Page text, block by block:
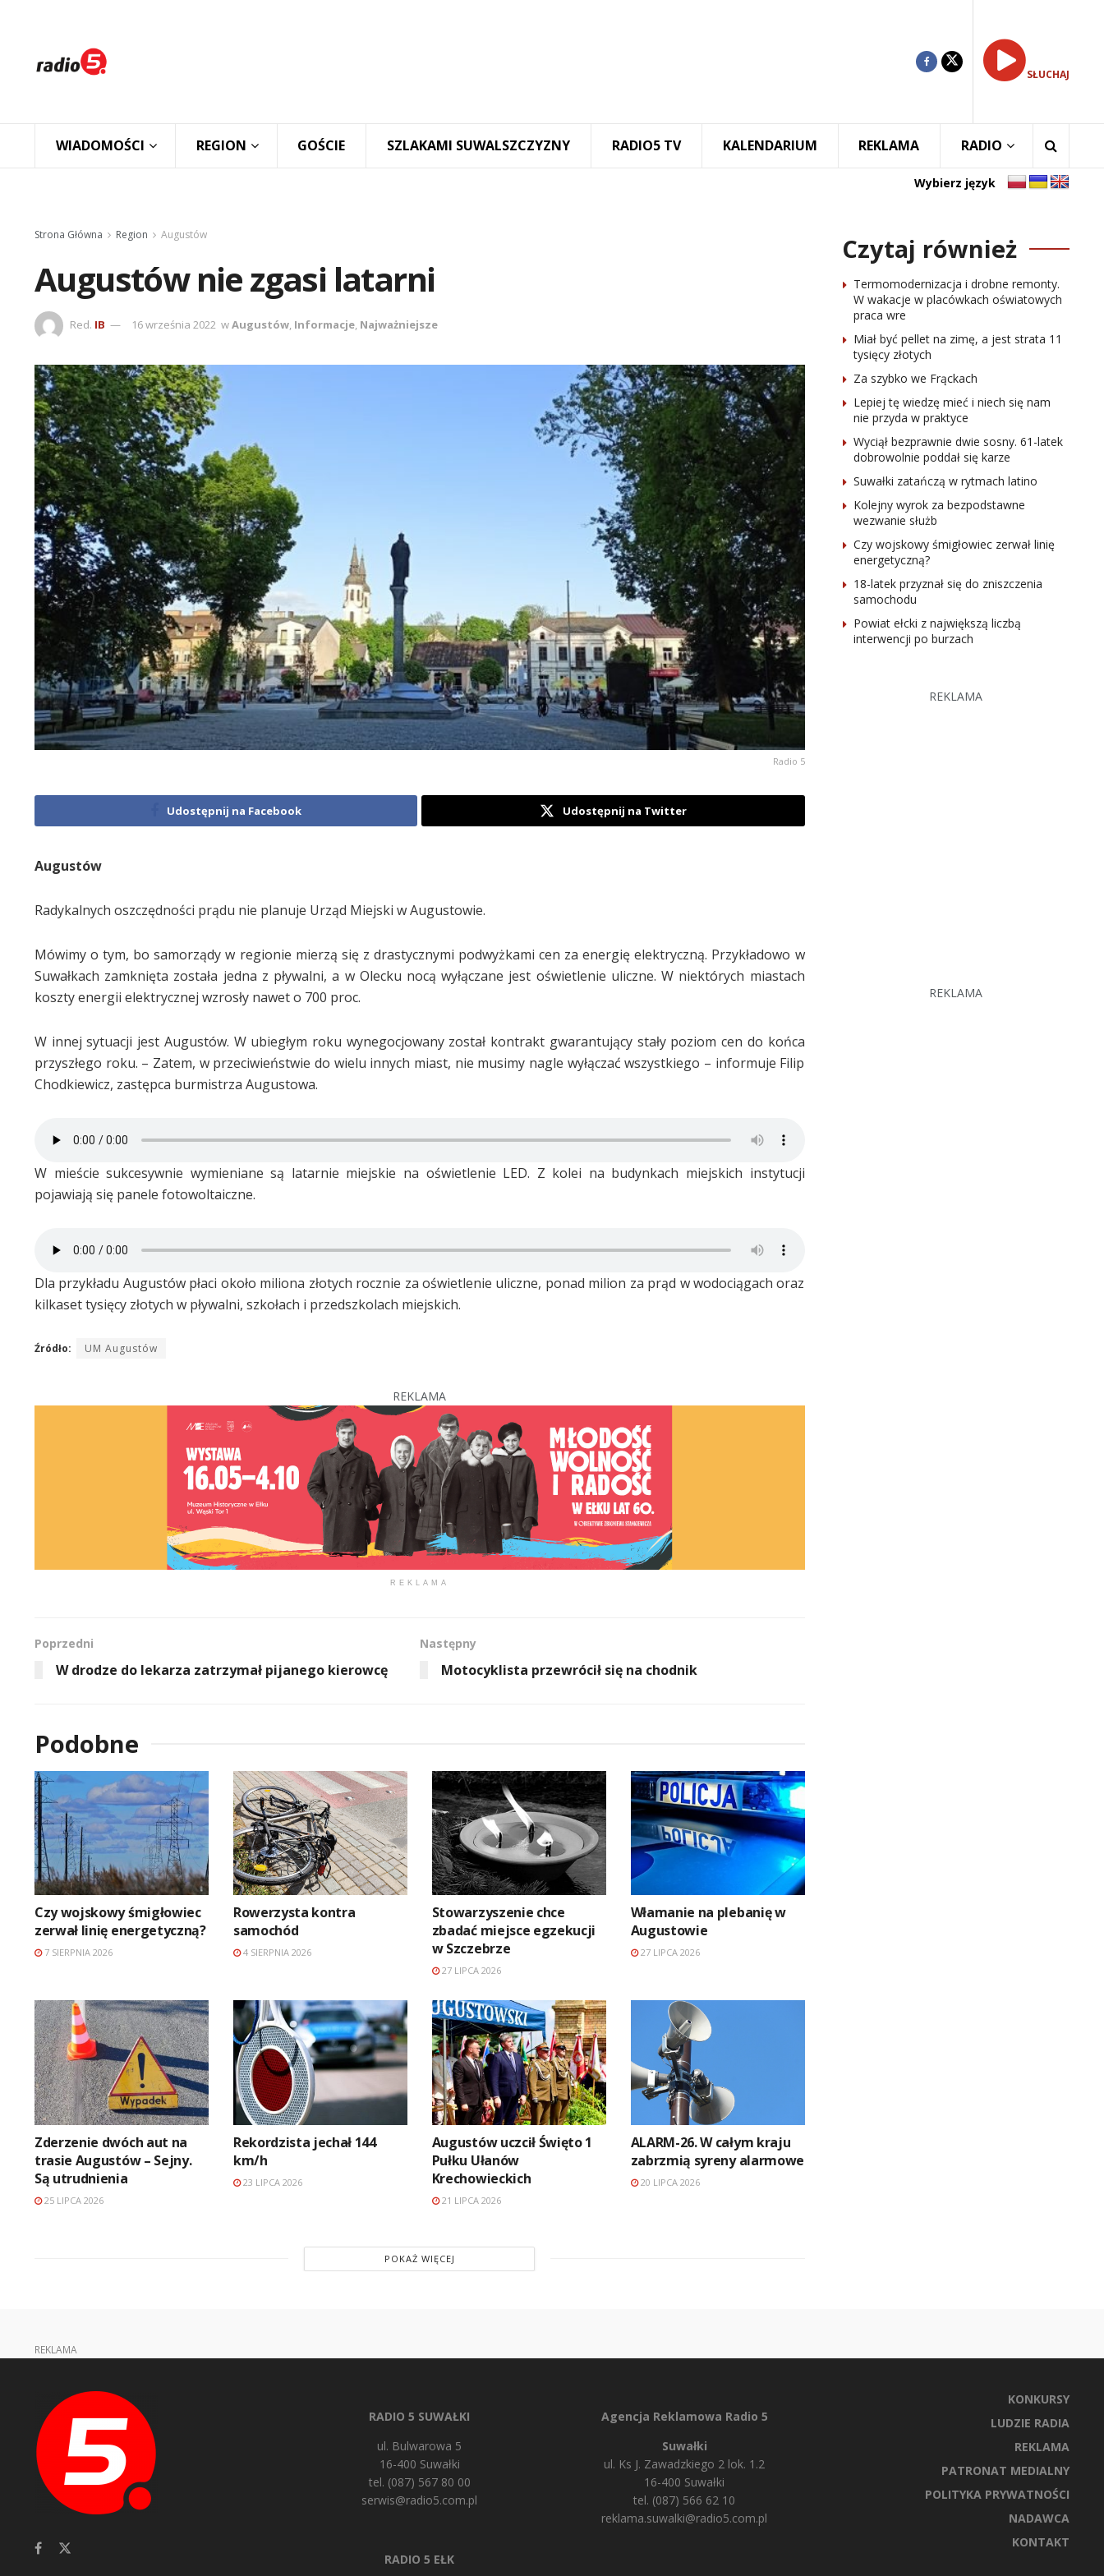
SŁUCHAJ
WIADOMOŚCI REGION GOŚCIE SZLAKAMI SUWALSZCZYZNY RADIO5 TV KALENDARIUM REKLAMA RADIO
Wybierz język
Strona Główna Region Augustów
Augustów nie zgasi latarni
Red. IB 16 września 2022 wAugustów, Informacje, Najważniejsze
Radio 5
Udostępnij na Facebook Udostępnij na Twitter
Augustów
Radykalnych oszczędności prądu nie planuje Urząd Miejski w Augustowie.
Mówimy o tym, bo samorządy w regionie mierzą się z drastycznymi podwyżkami cen za energię elektryczną. Przykładowo w
Suwałkach zamknięta została jedna z pływalni, a w Olecku nocą wyłączane jest oświetlenie uliczne. W niektórych miastach
koszty energii elektrycznej wzrosły nawet o 700 proc.
W innej sytuacji jest Augustów. W ubiegłym roku wynegocjowany został kontrakt gwarantujący stały poziom cen do końca
przyszłego roku. – Zatem, w przeciwieństwie do wielu innych miast, nie musimy nagle wyłączać wszystkiego – informuje Filip
Chodkiewicz, zastępca burmistrza Augustowa.
W mieście sukcesywnie wymieniane są latarnie miejskie na oświetlenie LED. Z kolei na budynkach miejskich instytucji
pojawiają się panele fotowoltaiczne.
Dla przykładu Augustów płaci około miliona złotych rocznie za oświetlenie uliczne, ponad milion za prąd w wodociągach oraz
kilkaset tysięcy złotych w pływalni, szkołach i przedszkolach miejskich.
Źródło: UM Augustów
REKLAMA
REKLAMA
Poprzedni
W drodze do lekarza zatrzymał pijanego kierowcę
Następny
Motocyklista przewrócił się na chodnik
Podobne
Czy wojskowy śmigłowiec
zerwał linię energetyczną?
7 SIERPNIA 2026
Rowerzysta kontra
samochód
4 SIERPNIA 2026
Stowarzyszenie chce
zbadać miejsce egzekucji
w Szczebrze
27 LIPCA 2026
Włamanie na plebanię w
Augustowie
27 LIPCA 2026
Zderzenie dwóch aut na
trasie Augustów – Sejny.
Są utrudnienia
25 LIPCA 2026
Rekordzista jechał 144
km/h
23 LIPCA 2026
Augustów uczcił Święto 1
Pułku Ułanów
Krechowieckich
21 LIPCA 2026
ALARM-26. W całym kraju
zabrzmią syreny alarmowe
20 LIPCA 2026
POKAŻ WIĘCEJ
Czytaj również
Termomodernizacja i drobne remonty.
W wakacje w placówkach oświatowych
praca wre
Miał być pellet na zimę, a jest strata 11
tysięcy złotych
Za szybko we Frąckach
Lepiej tę wiedzę mieć i niech się nam
nie przyda w praktyce
Wyciął bezprawnie dwie sosny. 61-latek
dobrowolnie poddał się karze
Suwałki zatańczą w rytmach latino
Kolejny wyrok za bezpodstawne
wezwanie służb
Czy wojskowy śmigłowiec zerwał linię
energetyczną?
18-latek przyznał się do zniszczenia
samochodu
Powiat ełcki z największą liczbą
interwencji po burzach
REKLAMA
REKLAMA
REKLAMA
RADIO 5 SUWAŁKI
ul. Bulwarowa 5
16-400 Suwałki
tel. (087) 567 80 00
serwis@radio5.com.pl
RADIO 5 EŁK
Agencja Reklamowa Radio 5
Suwałki
ul. Ks J. Zawadzkiego 2 lok. 1.2
16-400 Suwałki
tel. (087) 566 62 10
reklama.suwalki@radio5.com.pl
KONKURSY
LUDZIE RADIA
REKLAMA
PATRONAT MEDIALNY
POLITYKA PRYWATNOŚCI
NADAWCA
KONTAKT